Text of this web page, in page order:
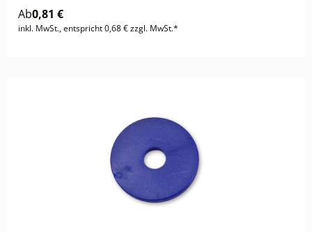
Ab0,81 €
inkl. MwSt., entspricht 0,68 € zzgl. MwSt.*